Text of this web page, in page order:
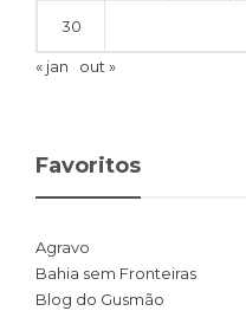
30
« jan out »
Favoritos
Agravo
Bahia sem Fronteiras
Blog do Gusmão